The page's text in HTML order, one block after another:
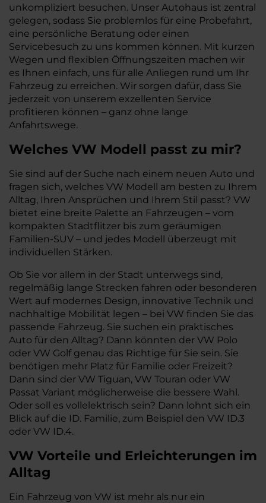
unkompliziert besuchen. Unser Autohaus ist zentral
gelegen, sodass Sie problemlos für eine Probefahrt,
eine persönliche Beratung oder einen
Servicebesuch zu uns kommen können. Mit kurzen
Wegen und flexiblen Öffnungszeiten machen wir
es Ihnen einfach, uns für alle Anliegen rund um Ihr
Fahrzeug zu erreichen. Wir sorgen dafür, dass Sie
jederzeit von unserem exzellenten Service
profitieren können – ganz ohne lange
Anfahrtswege.
Welches VW Modell passt zu mir?
Sie sind auf der Suche nach einem neuen Auto und
fragen sich, welches VW Modell am besten zu Ihrem
Alltag, Ihren Ansprüchen und Ihrem Stil passt? VW
bietet eine breite Palette an Fahrzeugen – vom
kompakten Stadtflitzer bis zum geräumigen
Familien-SUV – und jedes Modell überzeugt mit
individuellen Stärken.
Ob Sie vor allem in der Stadt unterwegs sind,
regelmäßig lange Strecken fahren oder besonderen
Wert auf modernes Design, innovative Technik und
nachhaltige Mobilität legen – bei VW finden Sie das
passende Fahrzeug. Sie suchen ein praktisches
Auto für den Alltag? Dann könnten der VW Polo
oder VW Golf genau das Richtige für Sie sein. Sie
benötigen mehr Platz für Familie oder Freizeit?
Dann sind der VW Tiguan, VW Touran oder VW
Passat Variant möglicherweise die bessere Wahl.
Oder soll es vollelektrisch sein? Dann lohnt sich ein
Blick auf die ID. Familie, zum Beispiel den VW ID.3
oder VW ID.4.
VW Vorteile und Erleichterungen im
Alltag
Ein Fahrzeug von VW ist mehr als nur ein